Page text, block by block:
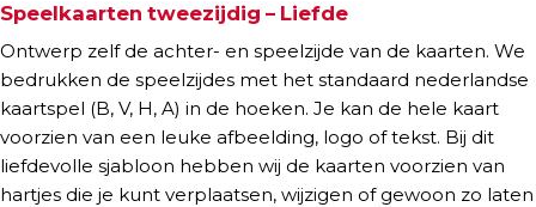
Speelkaarten tweezijdig – Liefde
Ontwerp zelf de achter- en speelzijde van de kaarten. We
bedrukken de speelzijdes met het standaard nederlandse
kaartspel (B, V, H, A) in de hoeken. Je kan de hele kaart
voorzien van een leuke afbeelding, logo of tekst. Bij dit
liefdevolle sjabloon hebben wij de kaarten voorzien van
hartjes die je kunt verplaatsen, wijzigen of gewoon zo laten